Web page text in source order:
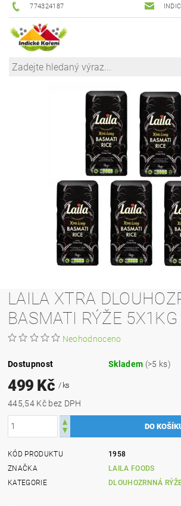
774324187
LAILA XTRA
BASMATI RÝŽE 5X1KG
Neohodnoceno
Dostupnost Skladem (>5 ks)
499 Kč / ks
445,54 Kč bez DPH
KÓD PRODUKTU
1958
ZNAČKA
LAILA FOODS
KATEGORIE
DLOUHOZRNNÁ